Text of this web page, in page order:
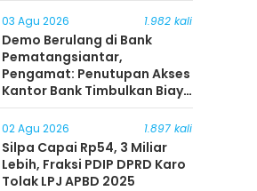
03 Agu 2026 1.982 kali
Demo Berulang di Bank
Pematangsiantar,
Pengamat: Penutupan Akses
Kantor Bank Timbulkan Biaya
Ekonomi bagi Masyarakat
02 Agu 2026 1.897 kali
Silpa Capai Rp54, 3 Miliar
Lebih, Fraksi PDIP DPRD Karo
Tolak LPJ APBD 2025